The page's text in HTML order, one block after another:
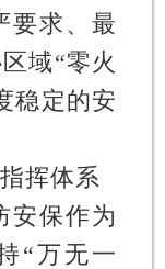
要求、最
域“零火
稳定的安
挥体系
保作为
“万无一